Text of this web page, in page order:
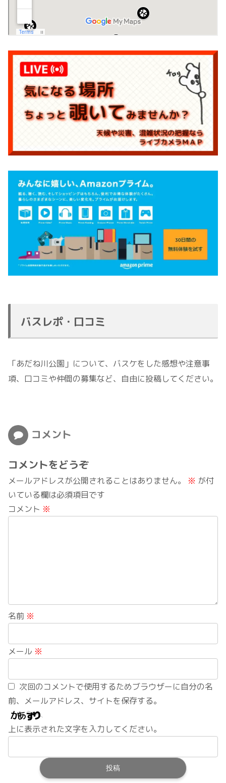
バスレポ・口コミ
「あだね川公園」について、バスケをした感想や注意事
項、口コミや仲間の募集など、自由に投稿してください。
コメント
コメントをどうぞ
メールアドレスが公開されることはありません。 ※ が付
いている欄は必須項目です
コメント ※
名前 ※
メール ※
次回のコメントで使用するためブラウザーに自分の名
前、メールアドレス、サイトを保存する。
上に表示された文字を入力してください。